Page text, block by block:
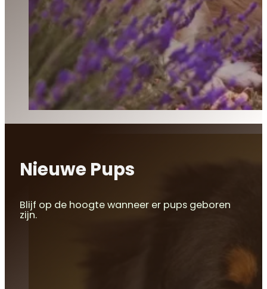
Nieuwe Pups
Blijf op de hoogte wanneer er pups geboren
zijn.